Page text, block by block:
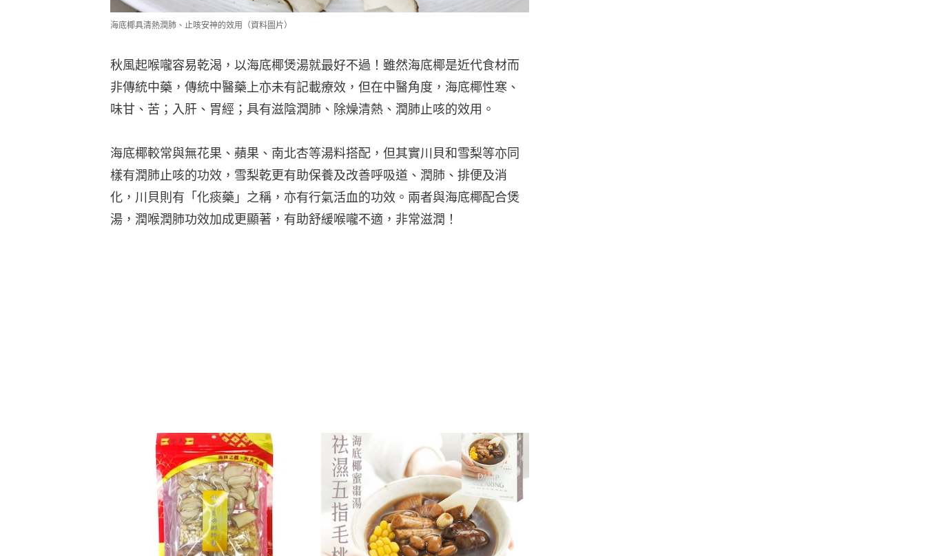
海底椰具清熱潤肺、止咳安神的效用（資料圖片）
秋風起喉嚨容易乾渴，以海底椰煲湯就最好不過！雖然海底椰是近代食材而
非傳統中藥，傳統中醫藥上亦未有記載療效，但在中醫角度，海底椰性寒、
味甘、苦；入肝、胃經；具有滋陰潤肺、除燥清熱、潤肺止咳的效用。
海底椰較常與無花果、蘋果、南北杏等湯料搭配，但其實川貝和雪梨等亦同
樣有潤肺止咳的功效，雪梨乾更有助保養及改善呼吸道、潤肺、排便及消
化，川貝則有「化痰藥」之稱，亦有行氣活血的功效。兩者與海底椰配合煲
湯，潤喉潤肺功效加成更顯著，有助舒緩喉嚨不適，非常滋潤！